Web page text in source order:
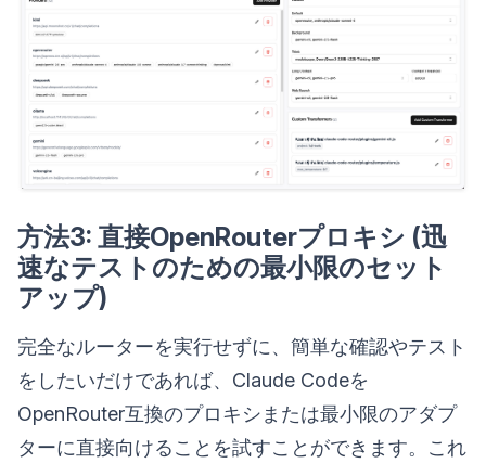
方法3: 直接OpenRouterプロキシ (迅
速なテストのための最小限のセット
アップ)
完全なルーターを実行せずに、簡単な確認やテスト
をしたいだけであれば、Claude Codeを
OpenRouter互換のプロキシまたは最小限のアダプ
ターに直接向けることを試すことができます。これ